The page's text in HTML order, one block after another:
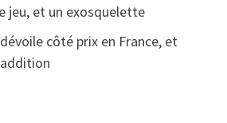
jeu, et un exosquelette
dévoile côté prix en France, et